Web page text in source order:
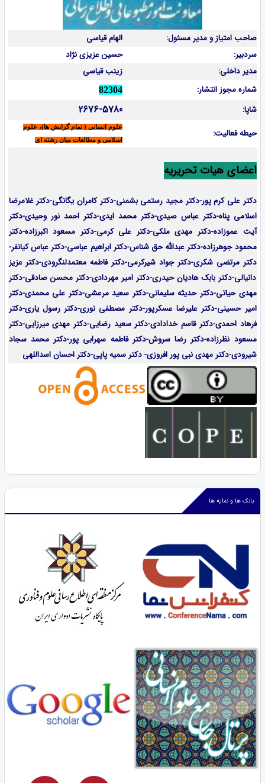
صاحب امتیاز و مدیر مسئول:
الهام قیاسی
سردبیر:
حسین عزیزی نژاد
مدیر داخلی:
زینب قیاسی
شماره مجوز انتشار:
82304
شاپا: 2676-5780
حیطه فعالیت:
علوم انسانی ( تمام گرایش ها)، علوم
اسلامی و مطالعات میان رشته ای
اعضای هیات تحریریه
دکتر علی کرم پور-دکتر مجید رستمی بشمنی-دکتر کامران یگانگی-دکتر غلامرضا
اسلامی پناه-دکتر عباس صیدی-دکتر محمد ایدی-دکتر احمد نور وحیدی-دکتر
آیت عموزاده-دکتر مهدی ملکی-دکتر علی کرمی-دکتر مسعود اکبرزاده-دکتر
محمود جوهرزاده-دکتر عبدالله حق شناس-دکتر ابراهیم عباسی-دکتر عباس کیانفر-
دکتر مرتضی شکری-دکتر جواد شیرکرمی-دکتر فاطمه معتمدلنگرودی-دکتر عزیز
دانیالی-دکتر بابک هادیان حیدری-دکتر امیر مهردادی-دکتر محسن صادقی-دکتر
مهدی حیاتی-دکتر حدیثه سلیمانی-دکتر سعید مرعشی-دکتر علی محمدی-دکتر
امیر حسینی-دکتر علیرضا عسکرپور-دکتر مصطفی نوری-دکتر رسول یاری-دکتر
فرهاد احمدی-دکتر قاسم خدادادی-دکتر سعید رضایی-دکتر مهدی میرزایی-دکتر
مسعود نظرزاده-دکتر رضا سروش-دکتر فاطمه سهرابی پور-دکتر محمد سجاد
شیرودی-دکتر مهدی نبی پور افروزی- دکتر سمیه پاپی-دکتر احسان اسداللهی
بانک ها و نمایه ها